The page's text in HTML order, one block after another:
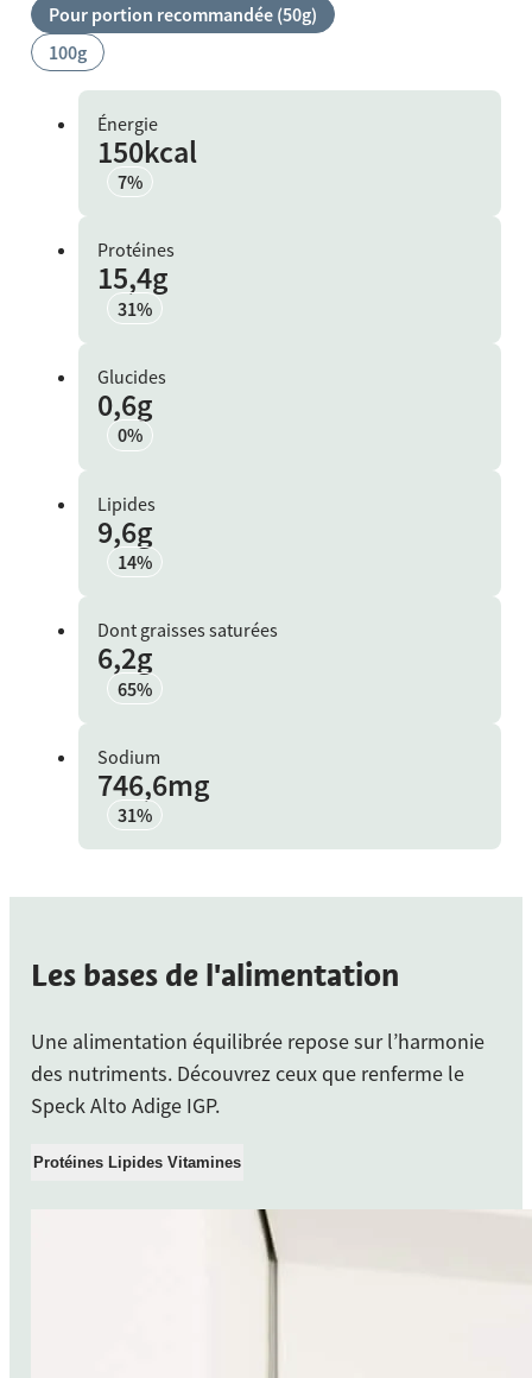
Pour portion recommandée (50g)
100g
Énergie
150kcal
7%
Protéines
15,4g
31%
Glucides
0,6g
0%
Lipides
9,6g
14%
Dont graisses saturées
6,2g
65%
Sodium
746,6mg
31%
Les bases de l'alimentation
Une alimentation équilibrée repose sur l’harmonie
des nutriments. Découvrez ceux que renferme le
Speck Alto Adige IGP.
Protéines Lipides Vitamines